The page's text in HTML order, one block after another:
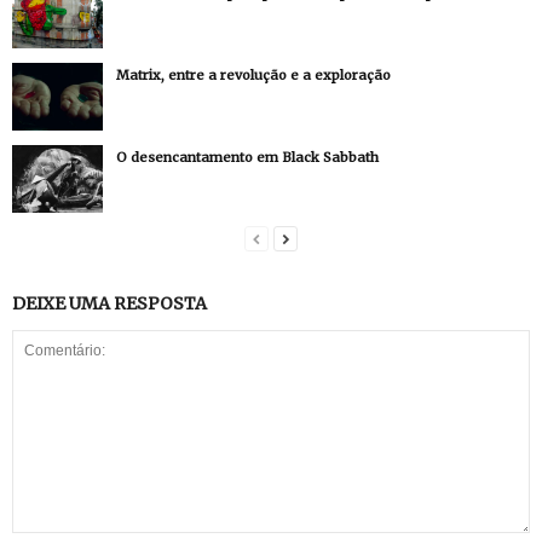
Matrix, entre a revolução e a exploração
O desencantamento em Black Sabbath
DEIXE UMA RESPOSTA